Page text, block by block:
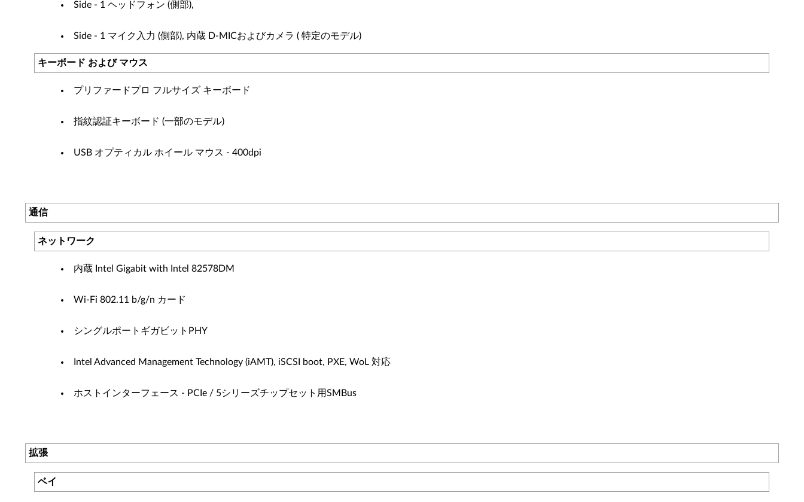
Side - 1 ヘッドフォン (側部),
Side - 1 マイク入力 (側部), 内蔵 D-MICおよびカメラ ( 特定のモデル)
キーボード および マウス
プリファードプロ フルサイズ キーボード
指紋認証キーボード (一部のモデル)
USB オプティカル ホイール マウス - 400dpi
通信
ネットワーク
内蔵 Intel Gigabit with Intel 82578DM
Wi-Fi 802.11 b/g/n カード
シングルポートギガビットPHY
Intel Advanced Management Technology (iAMT), iSCSI boot, PXE, WoL 対応
ホストインターフェース - PCIe / 5シリーズチップセット用SMBus
拡張
ベイ